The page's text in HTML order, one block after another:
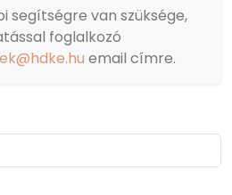
segítségre van szüksége,
foglalkozó
email címre.